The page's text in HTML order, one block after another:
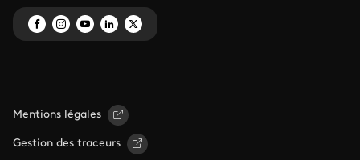
Mentions légales
Gestion des traceurs